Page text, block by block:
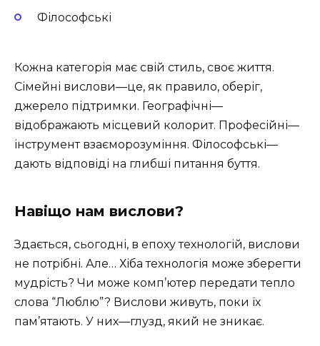
Філософські
Кожна категорія має свій стиль, своє життя.
Сімейні вислови—це, як правило, оберіг,
джерело підтримки. Географічні—
відображають місцевий колорит. Професійні—
інструмент взаєморозуміння. Філософські—
дають відповіді на глибші питання буття.
Навіщо нам вислови?
Здається, сьогодні, в епоху технологій, вислови
не потрібні. Але… Хіба технологія може зберегти
мудрість? Чи може комп’ютер передати тепло
слова “Люблю”? Вислови живуть, поки їх
пам’ятають. У них—глузд, який не зникає.